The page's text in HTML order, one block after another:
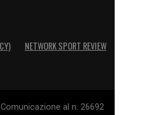
NETWORK SPORT REVIEW
al n. 26692